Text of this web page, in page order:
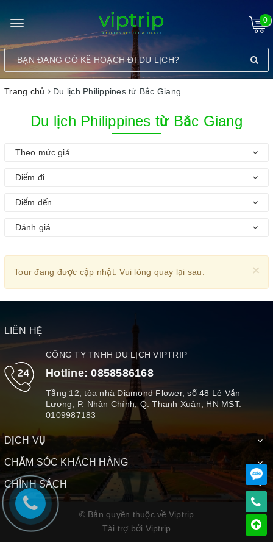
Toggle
navigation
0
Trang chủ Du lịch Philippines từ Bắc Giang
Du lịch Philippines từ Bắc Giang
Theo mức giá
Điểm đi
Điểm đến
Đánh giá
×
Tour đang được cập nhật. Vui lòng quay lại sau.
LIÊN HỆ
CÔNG TY TNHH DU LỊCH VIPTRIP
Hotline:0858586168
Tầng 12, tòa nhà Diamond Flower, số 48 Lê Văn
Lương, P. Nhân Chính, Q. Thanh Xuân, HN MST:
0109987183
DỊCH VỤ
CHĂM SÓC KHÁCH HÀNG
CHÍNH SÁCH
© Bản quyền thuộc về Viptrip
Tài trợ bởi Viptrip